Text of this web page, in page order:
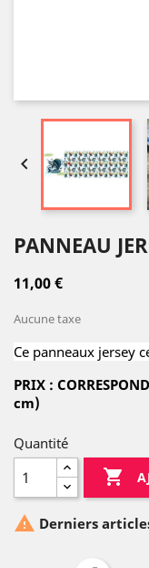

PANNEAU
11,00 €
Aucune taxe
Ce panneaux jersey
PRIX :
cm)
Quantité

 Derniers